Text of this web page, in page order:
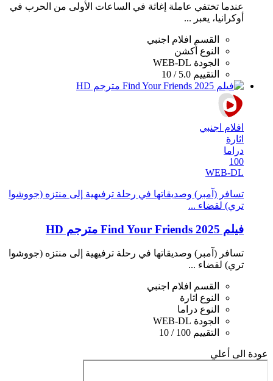
عندما تختفي عاملة إغاثة في الساعات الأولى من الحرب في
أوكرانيا، يعبر ...
القسم
افلام اجنبي
النوع أكشن
الجودة WEB-DL
التقييم 5.0 / 10
افلام اجنبي
اثارة
دراما
100
WEB-DL
تسافر (آمبر) وصديقاتها في رحلة ترفيهية إلى منتزه (جووشوا
تري) لقضاء ...
فيلم Find Your Friends 2025 مترجم HD
تسافر (آمبر) وصديقاتها في رحلة ترفيهية إلى منتزه (جووشوا
تري) لقضاء ...
القسم
افلام اجنبي
النوع اثارة
النوع دراما
الجودة WEB-DL
التقييم 100 / 10
عودة الى أعلي